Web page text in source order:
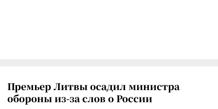
Премьер Литвы осадил министра
обороны из-за слов о России